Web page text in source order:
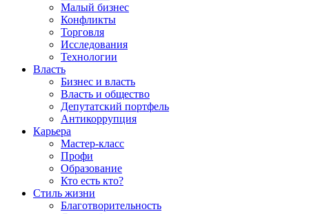
Малый бизнес
Конфликты
Торговля
Исследования
Технологии
Власть
Бизнес и власть
Власть и общество
Депутатский портфель
Антикоррупция
Карьера
Мастер-класс
Профи
Образование
Кто есть кто?
Стиль жизни
Благотворительность